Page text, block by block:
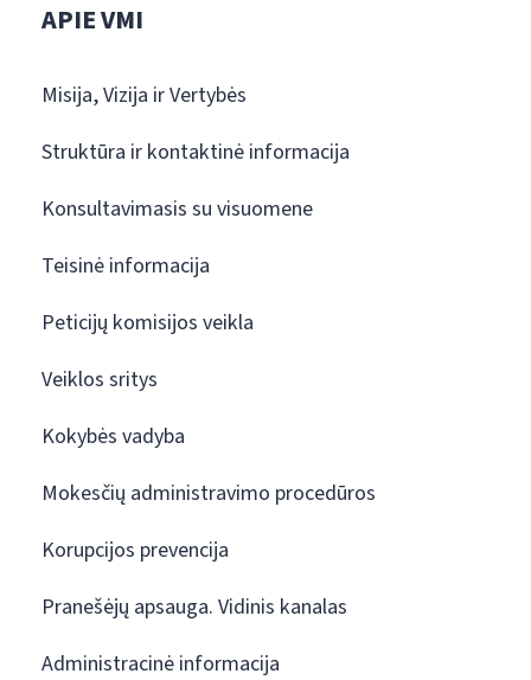
APIE VMI
Misija, Vizija ir Vertybės
Struktūra ir kontaktinė informacija
Konsultavimasis su visuomene
Teisinė informacija
Peticijų komisijos veikla
Veiklos sritys
Kokybės vadyba
Mokesčių administravimo procedūros
Korupcijos prevencija
Pranešėjų apsauga. Vidinis kanalas
Administracinė informacija